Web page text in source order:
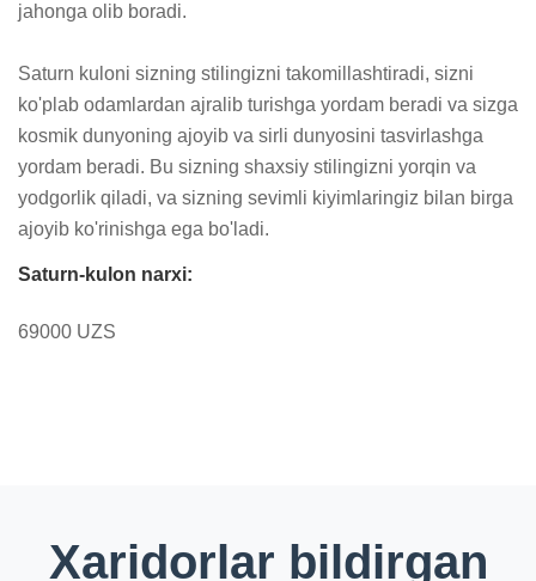
jahonga olib boradi.
Saturn kuloni sizning stilingizni takomillashtiradi, sizni
ko'plab odamlardan ajralib turishga yordam beradi va sizga
kosmik dunyoning ajoyib va sirli dunyosini tasvirlashga
yordam beradi. Bu sizning shaxsiy stilingizni yorqin va
yodgorlik qiladi, va sizning sevimli kiyimlaringiz bilan birga
ajoyib ko'rinishga ega bo'ladi.
Saturn-kulon narxi:
69000 UZS
Xaridorlar bildirgan